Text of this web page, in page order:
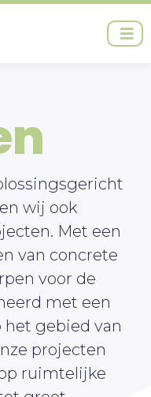
wij ook
Met een
van concrete
voor de
met een
gebied van
projecten
ruimtelijke